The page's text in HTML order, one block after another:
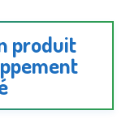
produit